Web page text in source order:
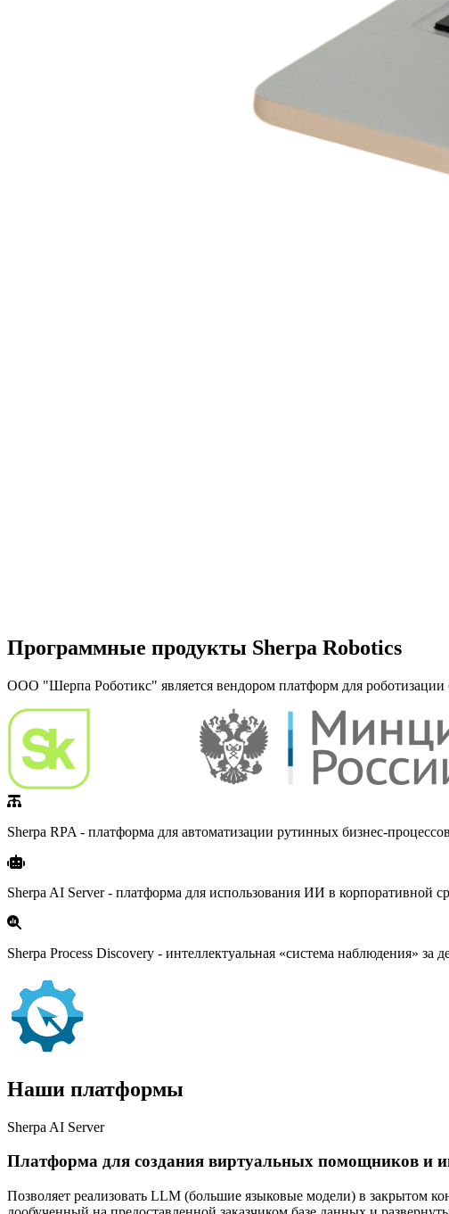
Программные продукты Sherpa Robotics
ООО "Шерпа Роботикс" является вендором платформ для
Sherpa RPA - платформа для автоматизации рутинных бизнес-
Sherpa AI Server - платформа для использования ИИ в корпоративной
Sherpa Process Discovery - интеллектуальная «система наблюдения» за
Наши платформы
Sherpa AI Server
Платформа для создания виртуальных помощников и
Позволяет реализовать LLM (большие языковые модели) в закрытом